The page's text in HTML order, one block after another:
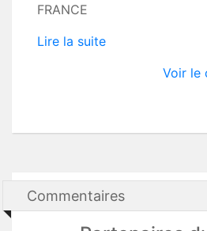
FRANCE
Lire la suite
Voir le
Commentaires